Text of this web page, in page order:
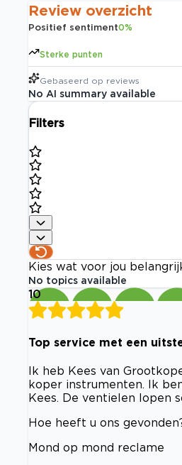
Review overzicht
Positief sentiment0%
Sterke punten
Gebaseerd op reviews
No AI summary available
Filters
Kies wat voor jou
No topics available
10
Top service met een
Ik heb Kees van
koper instrumenten. Ik
Kees. De ventielen lopen
Hoe heeft u ons
Mond op mond reclame